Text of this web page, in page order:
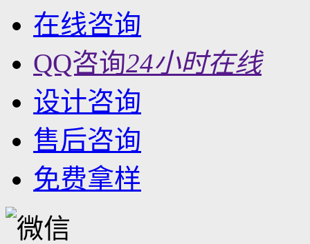
在线咨询
QQ咨询24小时在线
设计咨询
售后咨询
免费拿样